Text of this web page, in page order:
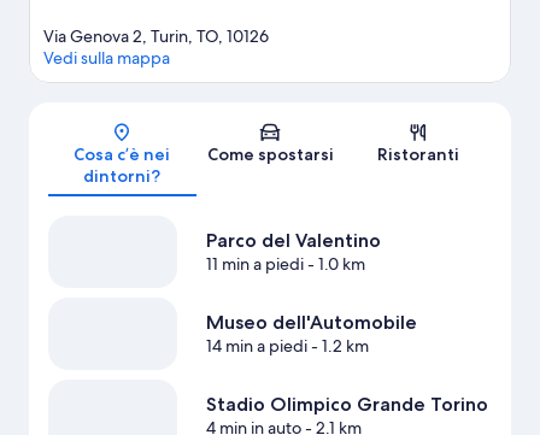
Mappa
Via Genova 2, Turin, TO, 10126
Vedi sulla mappa
Cosa c’è nei
dintorni?
Come spostarsi Ristoranti
Parco del Valentino
11 min a piedi- 1.0 km
Museo dell'Automobile
14 min a piedi- 1.2 km
Stadio Olimpico Grande Torino
4 min in auto- 2.1 km